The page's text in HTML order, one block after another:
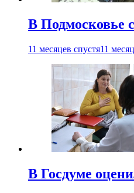
В Подмосковье
11 месяцев спустя11
В Госдуме